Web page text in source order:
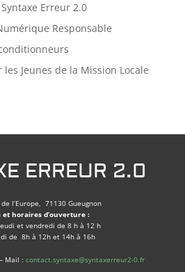
Erreur 2.0
Responsable
Jeunes de la Mission Locale
ERREUR 2.0
l’Europe, 71130 Gueugnon
et horaires d’ouverture :
et vendredi de 8 h à 12 h
de 8h à 12h et 14h à 16h
Mail : contact.syntaxe@syntaxerreur2-0.fr